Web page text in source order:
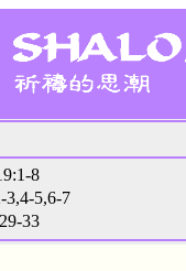
8
5,6-7
33